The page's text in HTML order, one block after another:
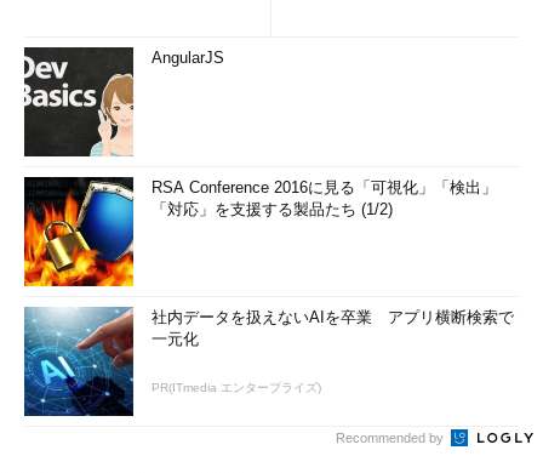
AngularJS
RSA Conference 2016に見る「可視化」「検出」
「対応」を支援する製品たち (1/2)
社内データを扱えないAIを卒業 アプリ横断検索で
一元化
PR(ITmedia エンタープライズ)
Recommended by